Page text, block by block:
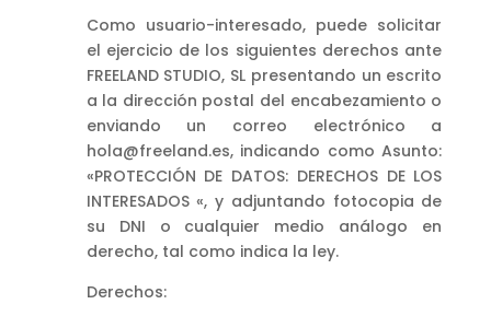
Como usuario-interesado, puede solicitar
el ejercicio de los siguientes derechos ante
FREELAND STUDIO, SL presentando un escrito
a la dirección postal del encabezamiento o
enviando un correo electrónico a
hola@freeland.es, indicando como Asunto:
«PROTECCIÓN DE DATOS: DERECHOS DE LOS
INTERESADOS «, y adjuntando fotocopia de
su DNI o cualquier medio análogo en
derecho, tal como indica la ley.
Derechos: